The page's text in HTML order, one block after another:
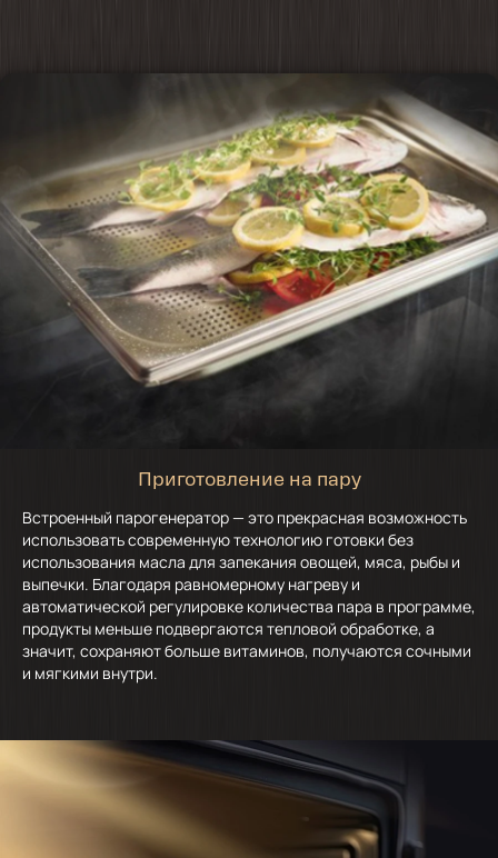
Приготовление на пару
Встроенный парогенератор — это прекрасная возможность
использовать современную технологию готовки без
использования масла для запекания овощей, мяса, рыбы и
выпечки. Благодаря равномерному нагреву и
автоматической регулировке количества пара в программе,
продукты меньше подвергаются тепловой обработке, а
значит, сохраняют больше витаминов, получаются сочными
и мягкими внутри.